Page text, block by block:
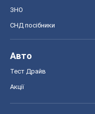
ЗНО
СНД посібники
Авто
Тест Драйв
Акції